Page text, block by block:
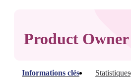
Product Owner
Informations clés Statistiques